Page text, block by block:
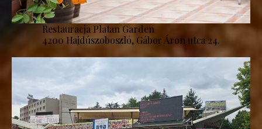
Restauracja Platan Garden
4200 Hajdúszoboszló, Gábor Áron utca 24.